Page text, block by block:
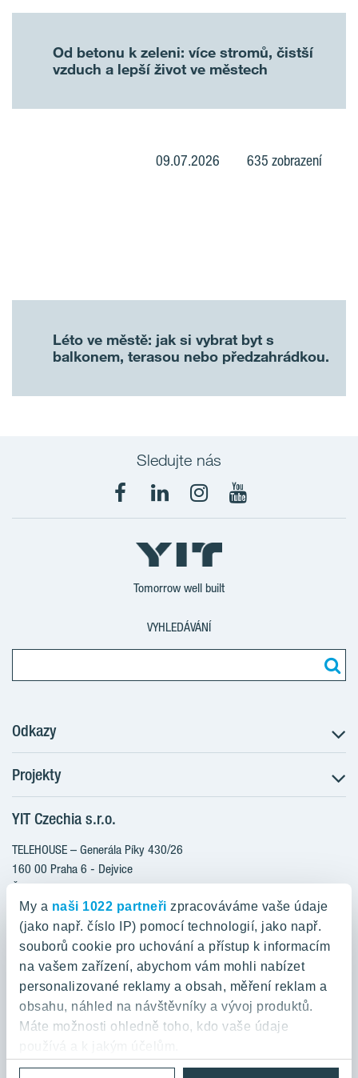
My a naši 1022 partneři zpracováváme vaše údaje
(jako např. číslo IP) pomocí technologií, jako např.
souborů cookie pro uchování a přístup k informacím
na vašem zařízení, abychom vám mohli nabízet
personalizované reklamy a obsah, měření reklam a
obsahu, náhled na návštěvníky a vývoj produktů.
Máte možnosti ohledně toho, kdo vaše údaje
Od betonu k zeleni: více stromů, čistší
vzduch a lepší život ve městech
09.07.2026 635 zobrazení
Léto ve městě: jak si vybrat byt s
balkonem, terasou nebo předzahrádkou.
Sledujte nás
Tomorrow well built
VYHLEDÁVÁNÍ
Odkazy
Postup koupě
Klientské změny
Aktuality
Blog
Kariéra
O nás
YIT PLUS
Projekty
RANTA Barrandov III
RANTA Barrandov IV
TOIVO Roztyly II
KALEVALA
VIRTA Kladno
KATTILA Kamýk
ROSALA
YIT Czechia s.r.o.
TELEHOUSE – Generála Píky 430/26
160 00 Praha 6 - Dejvice
Česká republika
800 200 666
domov@yit.cz
Telefon na centrální recepci:
+420 224 318 261